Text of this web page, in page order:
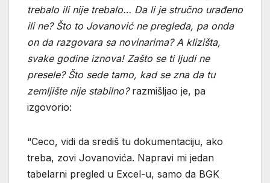
trebalo ili nije trebalo… Da li je stručno urađeno
ili ne? Što to Jovanović ne pregleda, pa onda
on da razgovara sa novinarima? A klizišta,
svake godine iznova! Zašto se ti ljudi ne
presele? Što sede tamo, kad se zna da tu
zemljište nije stabilno?razmišljao je, pa
izgovorio:
“Ceco, vidi da središ tu dokumentaciju, ako
treba, zovi Jovanovića. Napravi mi jedan
tabelarni pregled u Excel-u, samo da BGK